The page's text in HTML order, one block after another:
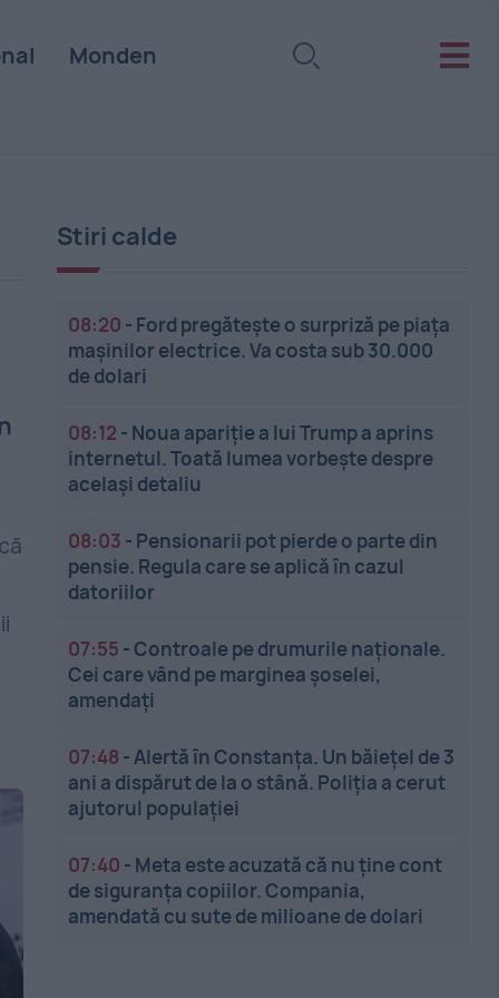
Monden
Stiri calde
08:20 - Ford pregătește o surpriză pe piața
mașinilor electrice. Va costa sub 30.000
de dolari
08:12 - Noua apariție a lui Trump a aprins
internetul. Toată lumea vorbește despre
același detaliu
08:03 - Pensionarii pot pierde o parte din
pensie. Regula care se aplică în cazul
datoriilor
07:55 -Controale pe drumurile naționale.
Cei care vând pe marginea șoselei,
amendați
07:48 -Alertă în Constanța. Un băiețel de 3
ani a dispărut de la o stână. Poliția a cerut
ajutorul populației
07:40 - Meta este acuzată că nu ține cont
de siguranța copiilor. Compania,
amendată cu sute de milioane de dolari